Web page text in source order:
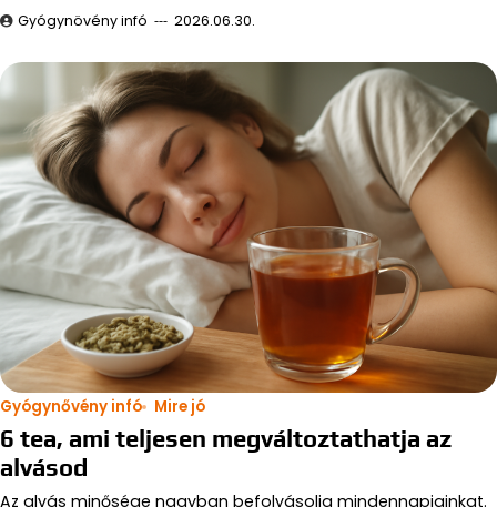
Gyógynövény infó 2026.06.30.
Gyógynővény infó Mire jó
6 tea, ami teljesen megváltoztathatja az
alvásod
Az alvás minősége nagyban befolyásolja mindennapjainkat.